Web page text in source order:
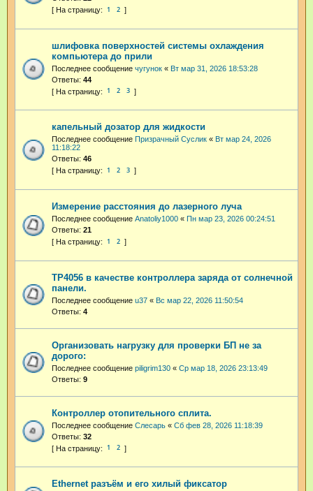
1 2
шлифовка поверхностей системы охлаждения
компьютера до прили
Последнее сообщение чугунок « Вт мар 31, 2026 18:53:28
Ответы: 44
1 2 3
капельный дозатор для жидкости
Последнее сообщение Призрачный Суслик « Вт мар 24, 2026
11:18:22
Ответы: 46
1 2 3
Измерение расстояния до лазерного луча
Последнее сообщение Anatoliy1000 « Пн мар 23, 2026 00:24:51
Ответы: 21
1 2
TP4056 в качестве контроллера заряда от солнечной
панели.
Последнее сообщение u37 « Вс мар 22, 2026 11:50:54
Ответы: 4
Организовать нагрузку для проверки БП не за
дорого:
Последнее сообщение piligrim130 « Ср мар 18, 2026 23:13:49
Ответы: 9
Контроллер отопительного сплита.
Последнее сообщение Слесарь « Сб фев 28, 2026 11:18:39
Ответы: 32
1 2
Ethernet разъём и его хилый фиксатор